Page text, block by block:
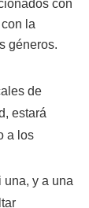
con
la
géneros.
de
estará
a los
una, y a una